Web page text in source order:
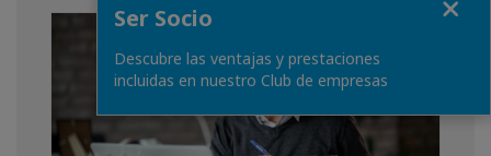
Ser Socio
Descubre las ventajas y prestaciones
incluidas en nuestro Club de empresas